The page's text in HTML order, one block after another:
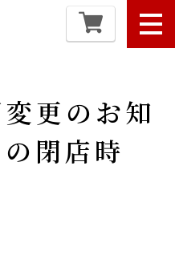
更のお知
閉店時